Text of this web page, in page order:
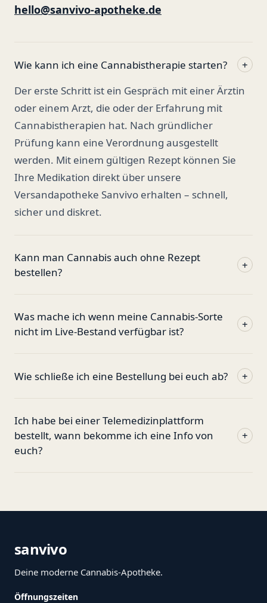
hello@sanvivo-apotheke.de
Wie kann ich eine Cannabistherapie starten?
+
Der erste Schritt ist ein Gespräch mit einer Ärztin
oder einem Arzt, die oder der Erfahrung mit
Cannabistherapien hat. Nach gründlicher
Prüfung kann eine Verordnung ausgestellt
werden. Mit einem gültigen Rezept können Sie
Ihre Medikation direkt über unsere
Versandapotheke Sanvivo erhalten – schnell,
sicher und diskret.
Kann man Cannabis auch ohne Rezept
bestellen?
+
Was mache ich wenn meine Cannabis-Sorte
nicht im Live-Bestand verfügbar ist?
+
Wie schließe ich eine Bestellung bei euch ab? +
Ich habe bei einer Telemedizinplattform
bestellt, wann bekomme ich eine Info von
euch?
+
sanvivo
Deine moderne Cannabis-Apotheke.
Öffnungszeiten